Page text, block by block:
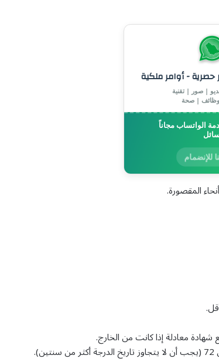
حصرية - أوامر ملكية
| صور | تقنية
| صحة
الواتساب مجاناً
للإنضمام
المقصورة.
معادلة إذا كانت من الخارج.